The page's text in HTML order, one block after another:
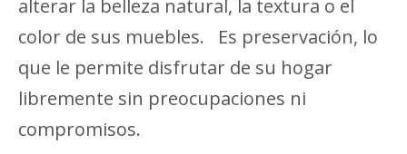
alterar la belleza natural, la textura o el
color de sus muebles. Es preservación, lo
que le permite disfrutar de su hogar
libremente sin preocupaciones ni
compromisos.